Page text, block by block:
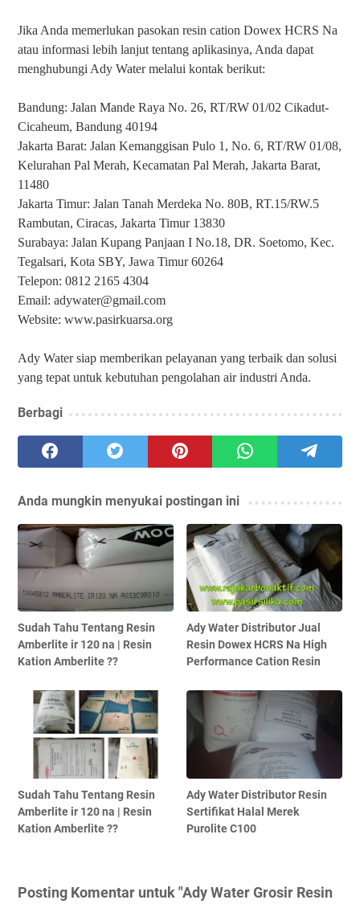
Jika Anda memerlukan pasokan resin cation Dowex HCRS Na
atau informasi lebih lanjut tentang aplikasinya, Anda dapat
menghubungi Ady Water melalui kontak berikut:
Bandung: Jalan Mande Raya No. 26, RT/RW 01/02 Cikadut-
Cicaheum, Bandung 40194
Jakarta Barat: Jalan Kemanggisan Pulo 1, No. 6, RT/RW 01/08,
Kelurahan Pal Merah, Kecamatan Pal Merah, Jakarta Barat,
11480
Jakarta Timur: Jalan Tanah Merdeka No. 80B, RT.15/RW.5
Rambutan, Ciracas, Jakarta Timur 13830
Surabaya: Jalan Kupang Panjaan I No.18, DR. Soetomo, Kec.
Tegalsari, Kota SBY, Jawa Timur 60264
Telepon: 0812 2165 4304
Email: adywater@gmail.com
Website: www.pasirkuarsa.org
Ady Water siap memberikan pelayanan yang terbaik dan solusi
yang tepat untuk kebutuhan pengolahan air industri Anda.
Berbagi
Anda mungkin menyukai postingan ini
Sudah Tahu Tentang Resin
Amberlite ir 120 na | Resin
Kation Amberlite ??
Ady Water Distributor Jual
Resin Dowex HCRS Na High
Performance Cation Resin
Sudah Tahu Tentang Resin
Amberlite ir 120 na | Resin
Kation Amberlite ??
Ady Water Distributor Resin
Sertifikat Halal Merek
Purolite C100
Posting Komentar untuk "Ady Water Grosir Resin